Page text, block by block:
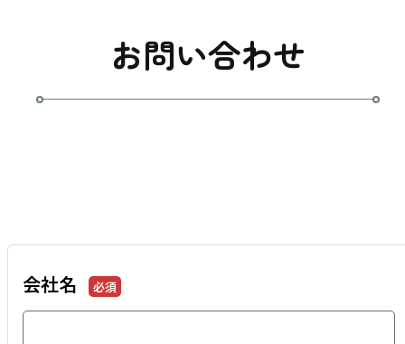
お問い合わせ
会社名 必須